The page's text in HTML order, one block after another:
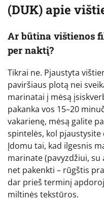
(DUK) apie
Ar būtina vištienos
per naktį?
Tikrai ne. Pjaustyta
paviršiaus plotą nei
marinatai į mėsą
pakanka vos 15–20
vakarienę, mėsą galite
spintelės, kol
Įdomu tai, kad ilgesnis
marinate (pavyzdžiui,
net pakenkti – rūgštis
dar prieš terminį
miltinės tekstūros.